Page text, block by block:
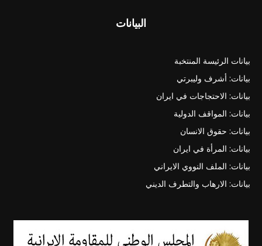
البيانات
بيانات الرئيسة المنتخبة
بيانات: أشرف وليبرتي
بيانات: الاحتجاجات في ايران
بيانات: المواقف الدولية
بيانات: حقوق الانسان
بيانات: المرأة في ايران
بيانات: الملف النووي الايراني
بيانات: الارهاب والتطرف الديني